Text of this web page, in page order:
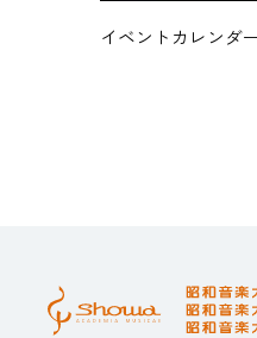
イベントカレンダー